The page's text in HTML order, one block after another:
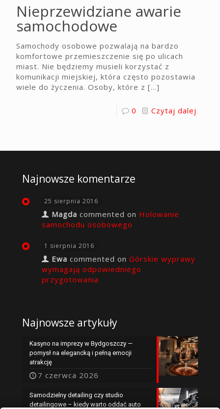
Nieprzewidziane awarie
samochodowe
Samochody osobowe pozwalają na bardzo
komfortowe przemieszczenie się po ulicach
miast. Nie będziemy musieli korzystać z
komunikacji miejskiej, która często pozostawia
wiele do życzenia. Osoby, które z […]
0 Czytaj dalej
Najnowsze komentarze
25 sierpnia 2016
Magda commented on Holowanie
samochodu osobowego
1 sierpnia 2016
Ewa commented on Górskie wyprawy
wymagają odpowiedniego
przygotowania
Najnowsze artykuły
Kasyno na imprezy w Bydgoszczy —
pomysł na elegancką i pełną emocji
atrakcję
7 czerwca 2026
Samodzielny detailing czy studio
detailingowe – kiedy warto oddać auto